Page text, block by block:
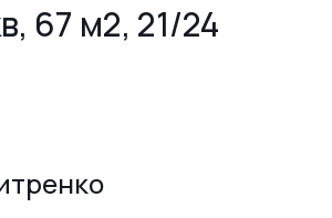
67 м2, 21/24